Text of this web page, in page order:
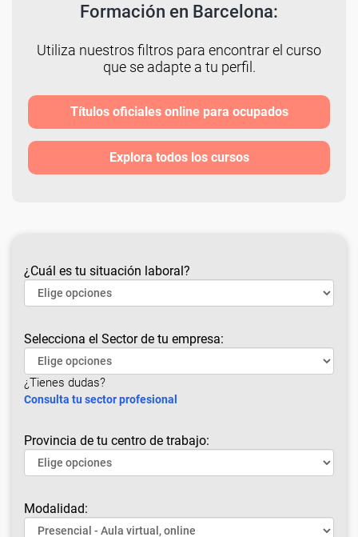
Formación en Barcelona:
Utiliza nuestros filtros para encontrar el curso
que se adapte a tu perfil.
Títulos oficiales online para ocupados
Explora todos los cursos
¿Cuál es tu situación laboral?
Selecciona el Sector de tu empresa:
¿Tienes dudas?
Consulta tu sector profesional
Provincia de tu centro de trabajo:
Modalidad: